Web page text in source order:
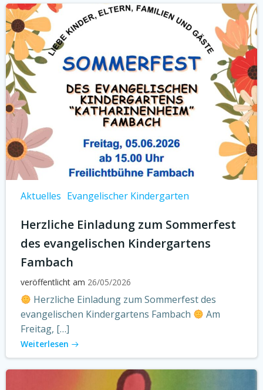
Aktuelles Evangelischer Kindergarten
Herzliche Einladung zum Sommerfest
des evangelischen Kindergartens
Fambach
veröffentlicht am 26/05/2026
Herzliche Einladung zum Sommerfest des
evangelischen Kindergartens Fambach
Am
Freitag, […]
Weiterlesen